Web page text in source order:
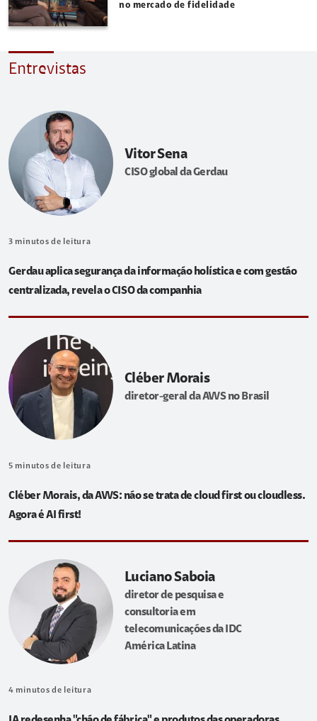
no mercado de fidelidade
Entrevistas
Vitor Sena
CISO global da Gerdau
3 minutos de leitura
Gerdau aplica segurança da informação holística e com gestão
centralizada, revela o CISO da companhia
Cléber Morais
diretor-geral da AWS no Brasil
5 minutos de leitura
Cléber Morais, da AWS: não se trata de cloud first ou cloudless.
Agora é AI first!
Luciano Saboia
diretor de pesquisa e
consultoria em
telecomunicações da IDC
América Latina
4 minutos de leitura